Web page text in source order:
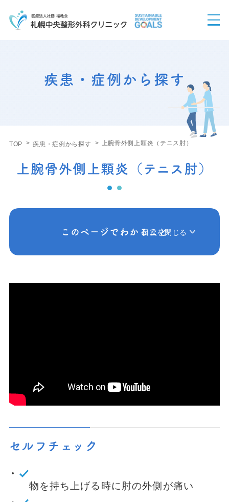
疾患・症例から探す
TOP 疾患・症例から探す 上腕骨外側上顆炎（テニス肘）
上腕骨外側上顆炎（テニス肘）
このページでわかること
目次を閉じる
セルフチェック
物を持ち上げる時に肘の外側が痛い